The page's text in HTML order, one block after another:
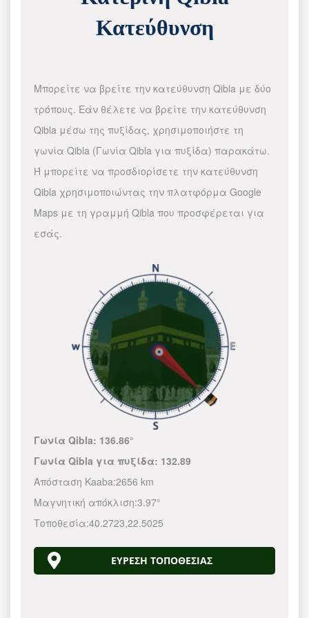
Κατεύθυνση
Μπορείτε να βρείτε την κατεύθυνση Qibla με δύο
τρόπους. Εάν θέλετε να βρείτε την κατεύθυνση
Qibla μέσω της πυξίδας, χρησιμοποιήστε τη
γωνία Qibla (Γωνία Qibla για πυξίδα) παρακάτω.
Ή μπορείτε να προσδιορίσετε την κατεύθυνση
Qibla χρησιμοποιώντας την πλατφόρμα Google
Maps με τη γραμμή Qibla που προσφέρεται για
εσάς.
Γωνία Qibla: 136.86°
Γωνία Qibla για πυξίδα: 132.89
Απόσταση Kaaba:2656 km
Μαγνητική απόκλιση:3.97°
Τοποθεσία:40.2723,22.5025
ΕΎΡΕΣΗ ΤΟΠΟΘΕΣΊΑΣ